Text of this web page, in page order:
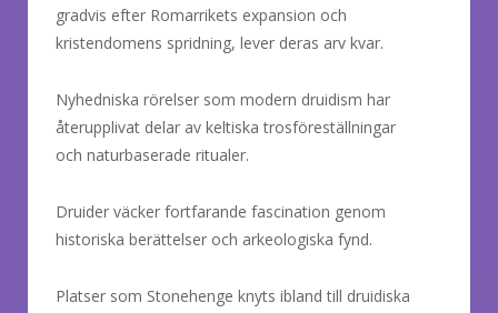
gradvis efter Romarrikets expansion och
kristendomens spridning, lever deras arv kvar.
Nyhedniska rörelser som modern druidism har
återupplivat delar av keltiska trosföreställningar
och naturbaserade ritualer.
Druider väcker fortfarande fascination genom
historiska berättelser och arkeologiska fynd.
Platser som Stonehenge knyts ibland till druidiska